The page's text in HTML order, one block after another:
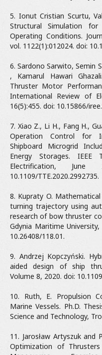
5. Ionut Cristian Scurtu,
Structural Simulation
Operating Conditions.
vol. 1122(1):012024. doi:
6. Sardono Sarwito, Semin
, Kamarul Hawari
Thruster Motor
International Review of
16(5):455. doi: 10.15866/
7. Xiao Z., Li H., Fang H.,
Operation Control for
Shipboard Microgrid
Energy Storages. IEEE
Electrification,
10.1109/TTE.2020.2992735.
8. Kupraty O.
turning trajectory using
research of bow thruster
Gdynia Maritime
10.26408/118.01.
9. Andrzej Kopczyński.
aided design of ship
Volume 8, 2020. doi:
10. Ruth, E. Propulsion
Marine Vessels. Ph.D.
Science and Technology,
11. Jarosław Artyszuk and
Optimization of